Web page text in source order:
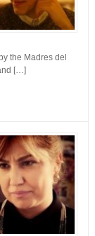
the Madres del
[…]